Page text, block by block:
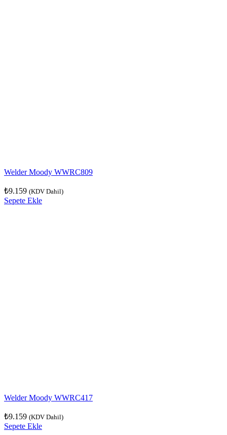
Welder Moody WWRC809
₺9.159 (KDV Dahil)
Sepete Ekle
Welder Moody WWRC417
₺9.159 (KDV Dahil)
Sepete Ekle